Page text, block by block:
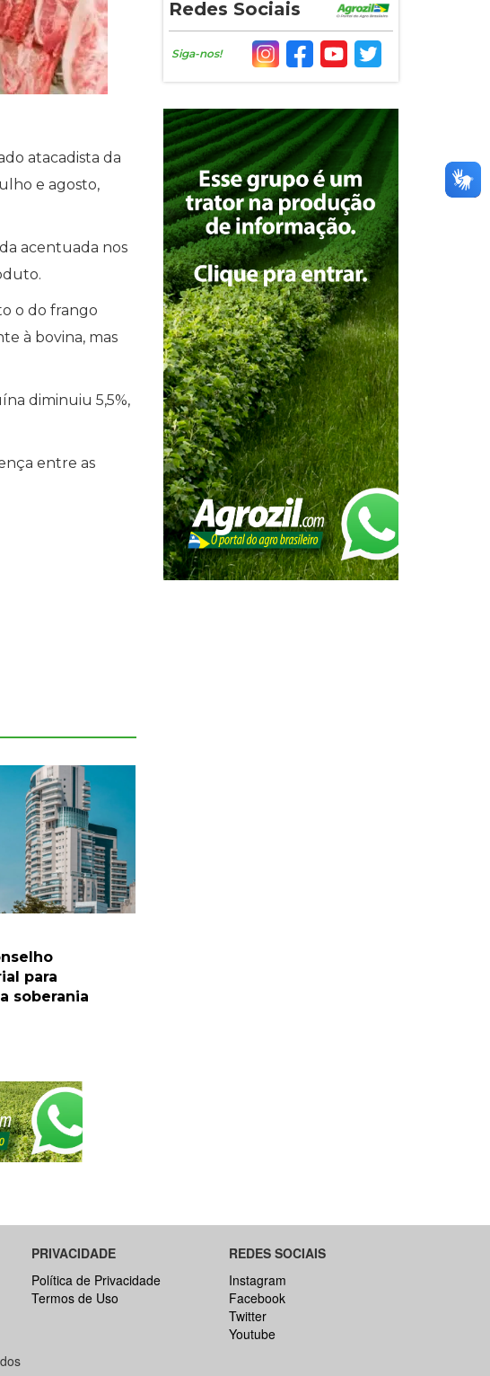
atacadista da
e agosto,
acentuada nos
o do frango
à bovina, mas
diminuiu 5,5%,
entre as
para
soberania
Redes Sociais
Siga-nos!
PRIVACIDADE
Política de Privacidade
Termos de Uso
REDES SOCIAIS
Instagram
Facebook
Twitter
Youtube